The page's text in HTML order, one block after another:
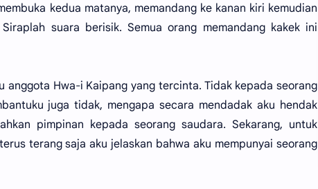
kedua matanya, memandang ke kanan kiri kemudian
suara berisik. Semua orang memandang kakek ini
anggota Hwa-i Kaipang yang tercinta. Tidak kepada seorang
juga tidak, mengapa secara mendadak aku hendak
pimpinan kepada seorang saudara. Sekarang, untuk
terang saja aku jelaskan bahwa aku mempunyai seorang